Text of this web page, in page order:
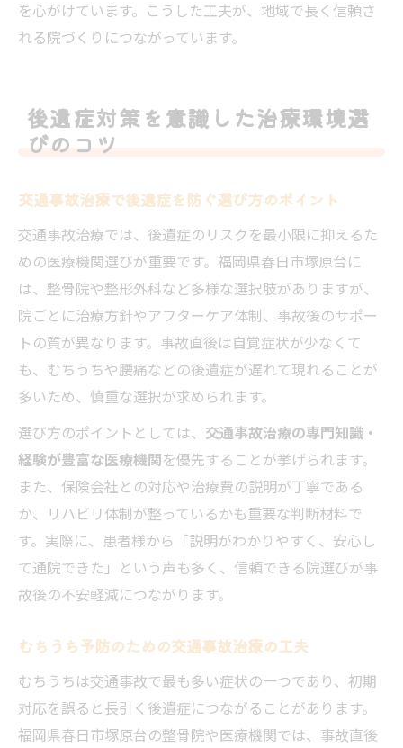
を心がけています。こうした工夫が、地域で長く信頼さ
れる院づくりにつながっています。
後遺症対策を意識した治療環境選
びのコツ
交通事故治療で後遺症を防ぐ選び方のポイント
交通事故治療では、後遺症のリスクを最小限に抑えるた
めの医療機関選びが重要です。福岡県春日市塚原台に
は、整骨院や整形外科など多様な選択肢がありますが、
院ごとに治療方針やアフターケア体制、事故後のサポー
トの質が異なります。事故直後は自覚症状が少なくて
も、むちうちや腰痛などの後遺症が遅れて現れることが
多いため、慎重な選択が求められます。
選び方のポイントとしては、 交通事故治療の専門知識・
経験が豊富な医療機関を優先することが挙げられます。
また、保険会社との対応や治療費の説明が丁寧である
か、リハビリ体制が整っているかも重要な判断材料で
す。実際に、患者様から「説明がわかりやすく、安心し
て通院できた」という声も多く、信頼できる院選びが事
故後の不安軽減につながります。
むちうち予防のための交通事故治療の工夫
むちうちは交通事故で最も多い症状の一つであり、初期
対応を誤ると長引く後遺症につながることがあります。
福岡県春日市塚原台の整骨院や医療機関では、事故直後